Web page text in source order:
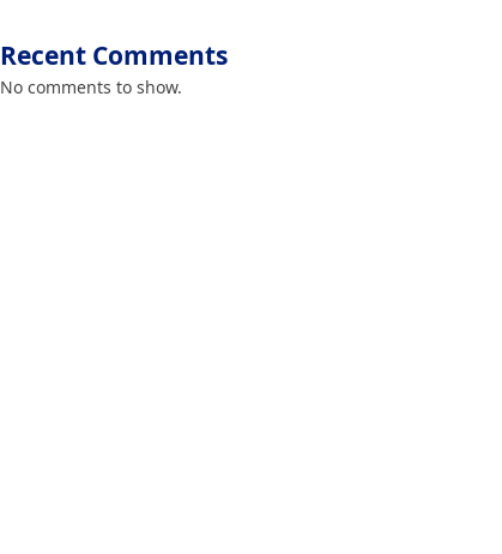
Recent Comments
No comments to show.